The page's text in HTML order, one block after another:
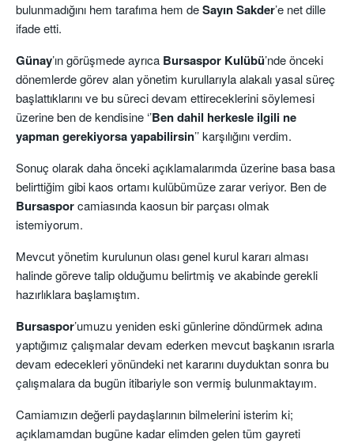
bulunmadığını hem tarafıma hem deSayın Sakder’e net dille
ifade etti.
Günay’ın görüşmede ayrıca Bursaspor Kulübü’nde önceki
dönemlerde görev alan yönetim kurullarıyla alakalı yasal süreç
başlattıklarını ve bu süreci devam ettireceklerini söylemesi
üzerine ben de kendisine ‘’Ben dahil herkesle ilgili ne
yapman gerekiyorsa yapabilirsin’’ karşılığını verdim.
Sonuç olarak daha önceki açıklamalarımda üzerine basa basa
belirttiğim gibi kaos ortamı kulübümüze zarar veriyor. Ben de
Bursasporcamiasında kaosun bir parçası olmak
istemiyorum.
Mevcut yönetim kurulunun olası genel kurul kararı alması
halinde göreve talip olduğumu belirtmiş ve akabinde gerekli
hazırlıklara başlamıştım.
Bursaspor’umuzu yeniden eski günlerine döndürmek adına
yaptığımız çalışmalar devam ederken mevcut başkanın ısrarla
devam edecekleri yönündeki net kararını duyduktan sonra bu
çalışmalara da bugün itibariyle son vermiş bulunmaktayım.
Camiamızın değerli paydaşlarının bilmelerini isterim ki;
açıklamamdan bugüne kadar elimden gelen tüm gayreti